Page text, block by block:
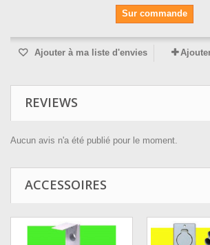
Sur commande
Ajouter à ma liste d'envies
REVIEWS
Aucun avis n'a été publié pour le moment.
ACCESSOIRES